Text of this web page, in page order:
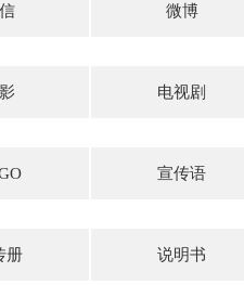
微博
电视剧
宣传语
册 说明书